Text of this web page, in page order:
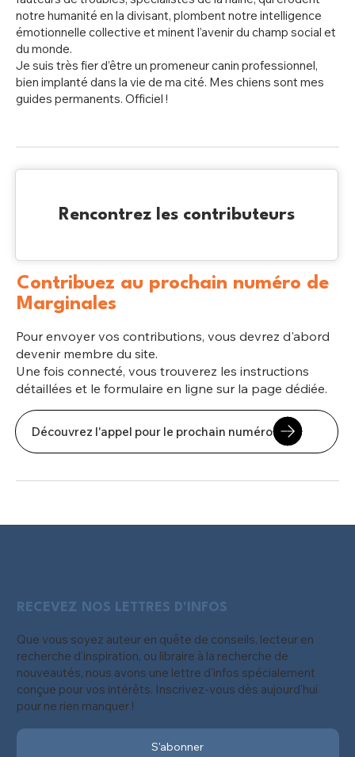
notre humanité en la divisant, plombent notre intelligence
émotionnelle collective et minent l’avenir du champ social et
du monde.
Je suis très fier d’être un promeneur canin professionnel,
bien implanté dans la vie de ma cité. Mes chiens sont mes
guides permanents. Officiel !
Rencontrez les contributeurs
Contribuez au prochain numéro de
Marginales
Pour envoyer vos contributions, vous devrez d'abord
devenir membre du site.
Une fois connecté, vous trouverez les instructions
détaillées et le formulaire en ligne sur la page dédiée.
Découvrez l'appel pour le prochain numéro
RECEVEZ NOS LETTRES D'INFOS
Que vous soyez auteur en quête de conseils, lecteur en
recherche d'inspiration, ou libraire à la recherche de
nouveautés, nous avons une lettre d'infos spécialement
conçue pour vos intérêts. Inscrivez-vous dès aujourd'hui
pour ne rien manquer !
S'abonner